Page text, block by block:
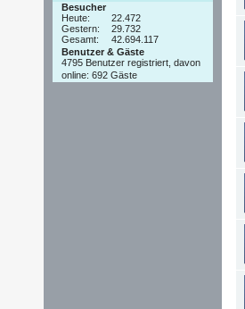
Besucher
Heute:
22.472
Gestern:
29.732
Gesamt:
42.694.117
Benutzer & Gäste
4795 Benutzer registriert, davon
online: 692 Gäste